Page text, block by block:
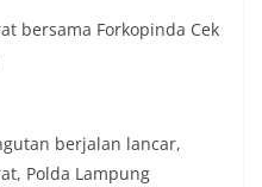
bersama Forkopinda Cek
berjalan lancar,
Polda Lampung